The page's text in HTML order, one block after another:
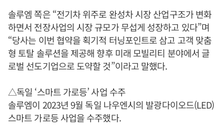
솔루엠 쪽은 “전기차 위주로 완성차 시장 산업구조가 변화
하면서 전장사업의 시장 규모가 무섭게 성장하고 있다”며
“당사는 이번 협약을 획기적 터닝포인트로 삼고 고객 맞춤
형 토탈 솔루션을 제공해 향후 미래 모빌리티 분야에서 글
로벌 선도기업으로 도약할 것”이라고 말했다.
△독일 ‘스마트 가로등’ 사업 수주
솔루엠이 2023년 9월 독일 나우엔시의 발광다이오드(LED)
스마트 가로등 사업을 수주했다.